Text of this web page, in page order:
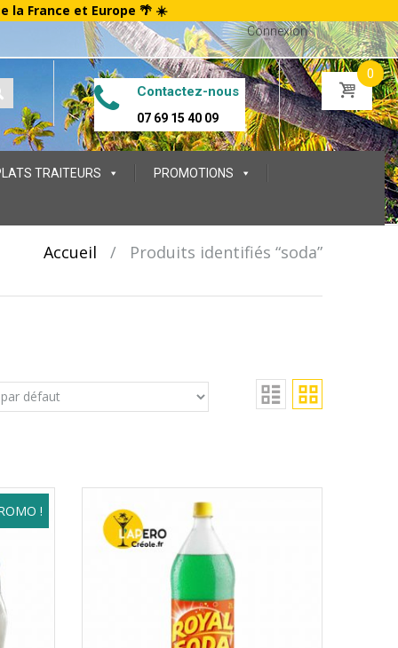
la France et Europe 🌴 ☀️
Connexion
Contactez-nous
07 69 15 40 09
0
TRAITEURS PROMOTIONS
Accueil / Produits identifiés “soda”
!